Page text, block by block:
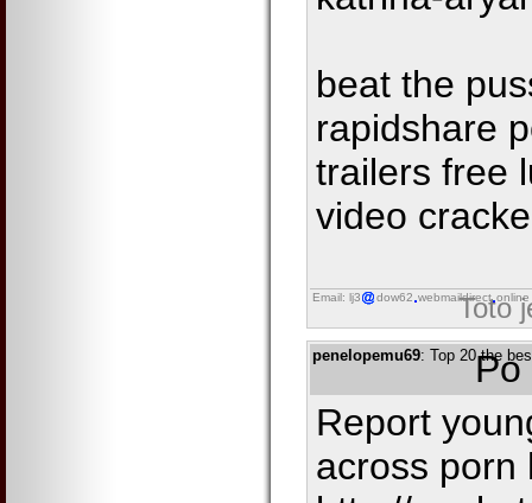
beat the
rapidshare
trailers free
video
Email: lj3 dow62 webmaildirect online
Toto
penelopemu69: Top 20 the
Po
Report
across porn